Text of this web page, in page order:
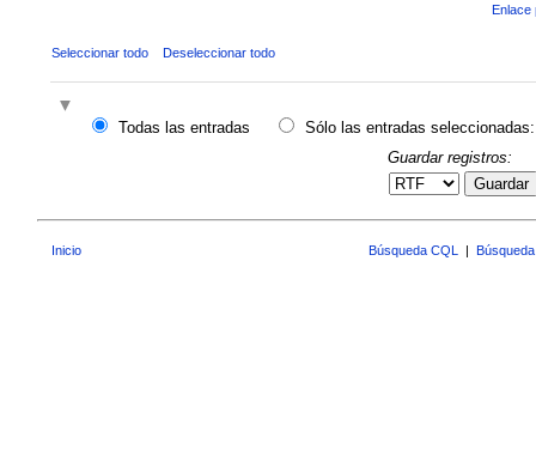
Enlace
Seleccionar todo Deseleccionar todo
Todas las entradas
Sólo las entradas seleccionadas:
Guardar registros:
Guardar
Inicio Búsqueda CQL